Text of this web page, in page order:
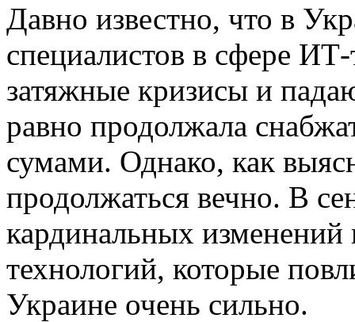
Давно известно, что в
специалистов в сфере
затяжные кризисы и
равно продолжала
сумами. Однако, как
продолжаться вечно. В
кардинальных
технологий, которые
Украине очень сильно.